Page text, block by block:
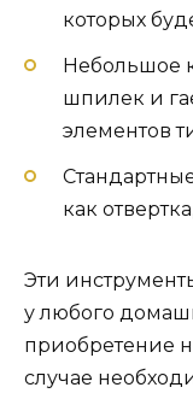
которых
Небольшое
шпилек и
элементов
как
Эти
у любого
приобретение
случае